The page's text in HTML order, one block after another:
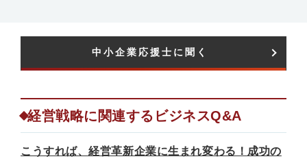
中小企業応援士に聞く​
経営戦略に関連するビジネスQ&A
こうすれば、経営革新企業に生まれ変わる！成功の